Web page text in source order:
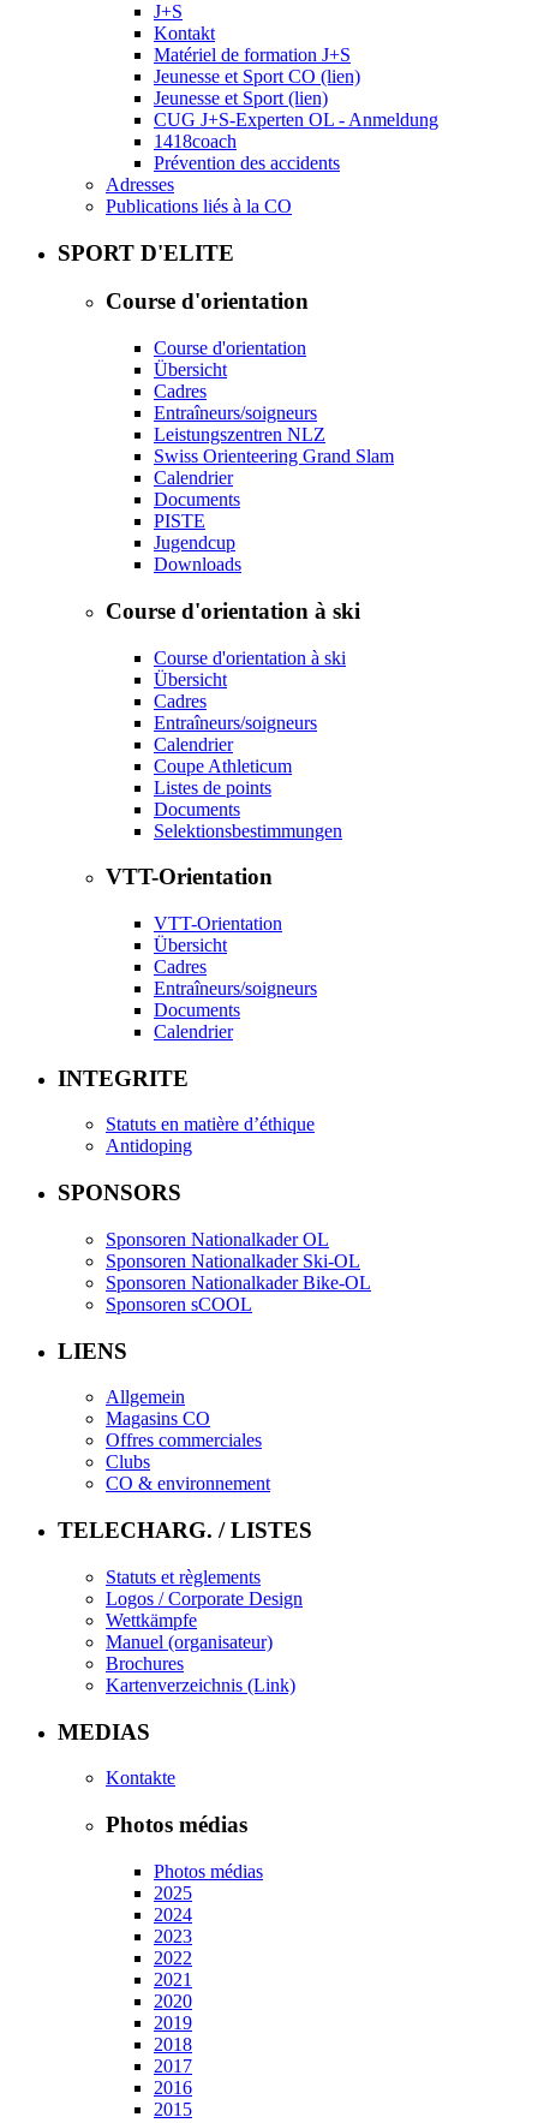
J+S
Kontakt
Matériel de formation J+S
Jeunesse et Sport CO (lien)
Jeunesse et Sport (lien)
CUG J+S-Experten OL - Anmeldung
1418coach
Prévention des accidents
Adresses
Publications liés à la CO
SPORT D'ELITE
Course d'orientation
Course d'orientation
Übersicht
Cadres
Entraîneurs/soigneurs
Leistungszentren NLZ
Swiss Orienteering Grand Slam
Calendrier
Documents
PISTE
Jugendcup
Downloads
Course d'orientation à ski
Course d'orientation à ski
Übersicht
Cadres
Entraîneurs/soigneurs
Calendrier
Coupe Athleticum
Listes de points
Documents
Selektionsbestimmungen
VTT-Orientation
VTT-Orientation
Übersicht
Cadres
Entraîneurs/soigneurs
Documents
Calendrier
INTEGRITE
Statuts en matière d’éthique
Antidoping
SPONSORS
Sponsoren Nationalkader OL
Sponsoren Nationalkader Ski-OL
Sponsoren Nationalkader Bike-OL
Sponsoren sCOOL
LIENS
Allgemein
Magasins CO
Offres commerciales
Clubs
CO & environnement
TELECHARG. / LISTES
Statuts et règlements
Logos / Corporate Design
Wettkämpfe
Manuel (organisateur)
Brochures
Kartenverzeichnis (Link)
MEDIAS
Kontakte
Photos médias
Photos médias
2025
2024
2023
2022
2021
2020
2019
2018
2017
2016
2015